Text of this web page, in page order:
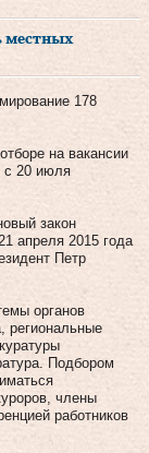
местных
178
на вакансии
с 20 июля
закон
апреля 2015 года
Петр
органов
региональные
Подбором
члены
работников